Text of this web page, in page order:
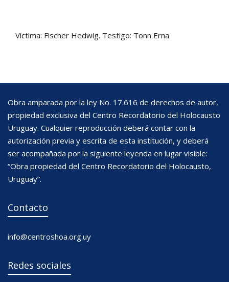
Víctima: Fischer Hedwig. Testigo: Tonn Erna
Obra amparada por la ley No. 17.616 de derechos de autor,
propiedad exclusiva del Centro Recordatorio del Holocausto
Uruguay. Cualquier reproducción deberá contar con la
autorización previa y escrita de esta institución, y deberá
ser acompañada por la siguiente leyenda en lugar visible:
“Obra propiedad del Centro Recordatorio del Holocausto,
Uruguay”.
Contacto
info@centroshoa.org.uy
Redes sociales